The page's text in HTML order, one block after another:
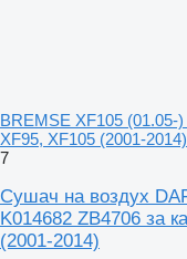
BREMSE XF105 (01.05-
XF95, XF105 (2001-2014)
7
Сушач на воздух
K014682 ZB4706 за
(2001-2014)